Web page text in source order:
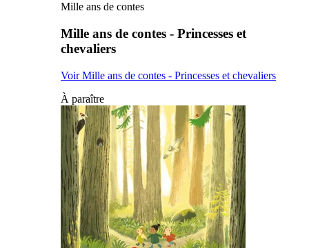
Mille ans de contes
Mille ans de contes - Princesses et
chevaliers
Voir Mille ans de contes - Princesses et chevaliers
À paraître